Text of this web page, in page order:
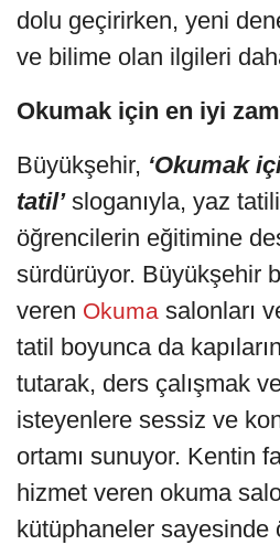
dolu geçirirken, yeni
ve bilime olan ilgileri
Okumak için en iyi
Büyükşehir, ‘Okumak
tatil’sloganıyla, yaz
öğrencilerin eğitimine
sürdürüyor. Büyükşehir
veren Okuma salonları
tatil boyunca da
tutarak, ders çalışmak
isteyenlere sessiz ve
ortamı sunuyor. Kentin
hizmet veren okuma
kütüphaneler sayesinde